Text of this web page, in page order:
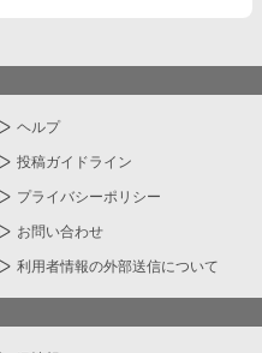
ヘルプ
投稿ガイドライン
プライバシーポリシー
お問い合わせ
利用者情報の外部送信について